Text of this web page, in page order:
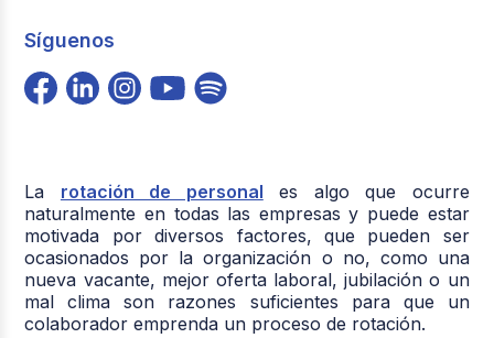
Síguenos
La rotación de personal es algo que ocurre
naturalmente en todas las empresas y puede estar
motivada por diversos factores, que pueden ser
ocasionados por la organización o no, como una
nueva vacante, mejor oferta laboral, jubilación o un
mal clima son razones suficientes para que un
colaborador emprenda un proceso de rotación.